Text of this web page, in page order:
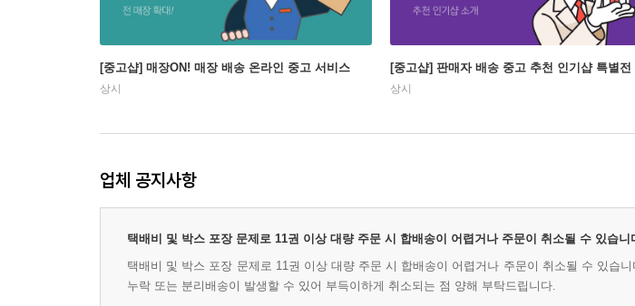
[중고샵] 매장ON! 매장 배송 온라인 중고 서비스
상시
[중고샵] 판매자 배송 중고 추천 인기샵 특별전
상시
업체 공지사항
택배비 및 박스 포장 문제로 11권 이상 대량 주문 시 합배송이 어렵거나 주문이 취소될 수 있습니
택배비 및 박스 포장 문제로 11권 이상 대량 주문 시 합배송이 어렵거나 주문이 취소될 수 있습
누락 또는 분리배송이 발생할 수 있어 부득이하게 취소되는 점 양해 부탁드립니다.